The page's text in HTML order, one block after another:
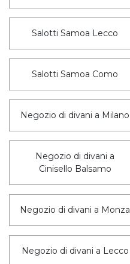
Salotti Samoa Lecco
Salotti Samoa Como
Negozio di divani a Milano
Negozio di divani a
Cinisello Balsamo
Negozio di divani a Monza
Negozio di divani a Lecco